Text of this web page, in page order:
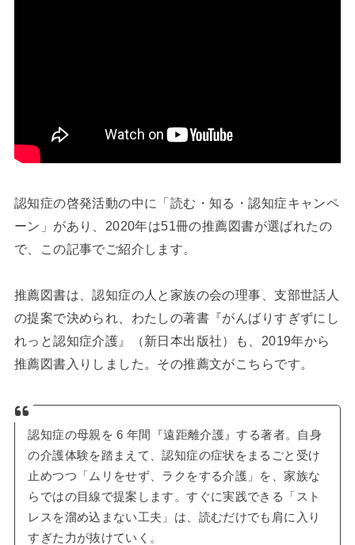
認知症の啓発活動の中に「読む・知る・認知症キャンペ
ーン」があり、2020年は51冊の推薦図書が選ばれたの
で、この記事でご紹介します。
推薦図書は、認知症の人と家族の会の理事、支部世話人
の提案で決められ、わたしの著書『がんばりすぎずにし
れっと認知症介護』（新日本出版社）も、2019年から
推薦図書入りしました。その推薦文がこちらです。
認知症の母親を 6 年間『遠距離介護』する著者。自身
の介護体験を踏まえて、認知症の症状をまるごと受け
止めつつ「ムリをせず、ラクをする介護」を、家族な
らではの目線で提案します。すぐに実践できる「スト
レスを溜め込まない工夫」は、読むだけでも肩に入り
すぎた力が抜けていく。